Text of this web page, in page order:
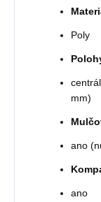
Poly
mm)
ano
ano